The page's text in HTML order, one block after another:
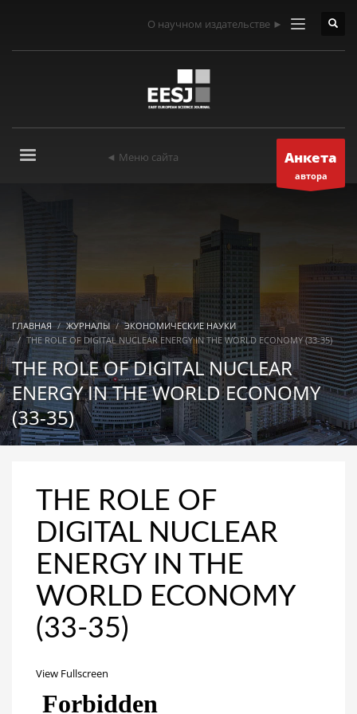
О научном издательстве ►
◄ Меню сайта Анкета
автора
ГЛАВНАЯ ЖУРНАЛЫ
ЭКОНОМИЧЕСКИЕ НАУКИ
THE ROLE OF DIGITAL NUCLEAR ENERGY IN THE WORLD ECONOMY (33-35)
THE ROLE OF DIGITAL NUCLEAR
ENERGY IN THE WORLD ECONOMY
(33-35)
THE ROLE OF
DIGITAL NUCLEAR
ENERGY IN THE
WORLD ECONOMY
(33-35)
View Fullscreen